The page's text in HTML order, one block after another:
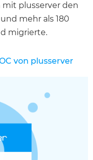
mit plusserver den
mehr als 180
migrierte.
von plusserver